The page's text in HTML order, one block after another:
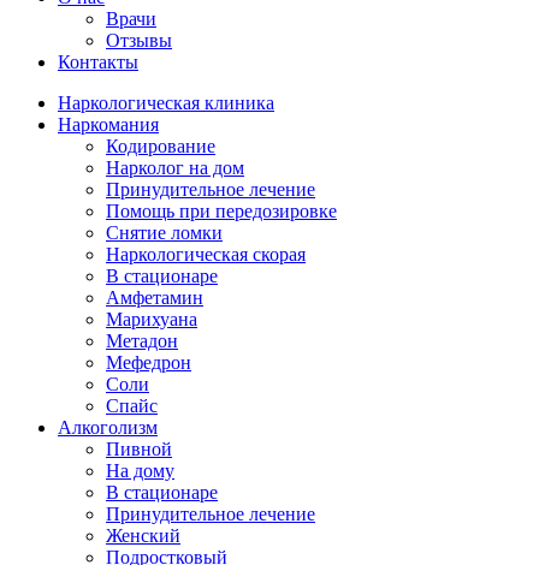
Врачи
Отзывы
Контакты
Наркологическая клиника
Наркомания
Кодирование
Нарколог на дом
Принудительное лечение
Помощь при передозировке
Снятие ломки
Наркологическая скорая
В стационаре
Амфетамин
Марихуана
Метадон
Мефедрон
Соли
Спайс
Алкоголизм
Пивной
На дому
В стационаре
Принудительное лечение
Женский
Подростковый